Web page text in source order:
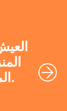
المنزل. أحب جيراني.